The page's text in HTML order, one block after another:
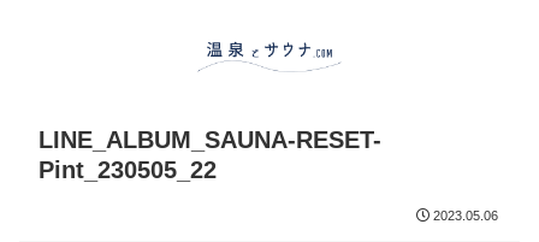
LINE_ALBUM_SAUNA-RESET-
Pint_230505_22
2023.05.06